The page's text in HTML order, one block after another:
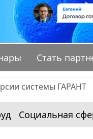
Стать
Социальная